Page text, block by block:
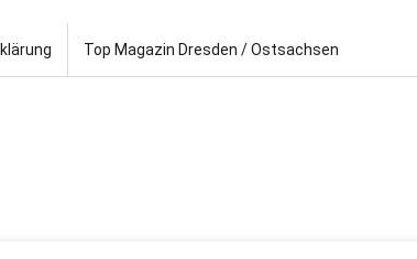
Top Magazin Dresden / Ostsachsen